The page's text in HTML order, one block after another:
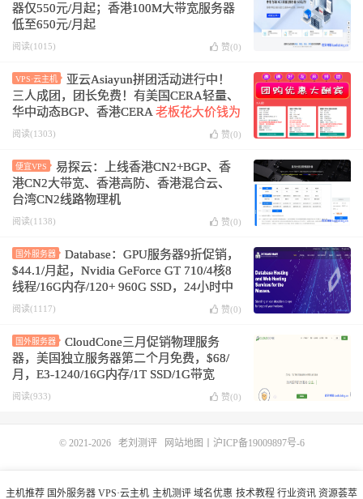
器仅550元/月起；香港100M大带宽服务器
低至650元/月起
阅读(1015) 赞(0)
VPS·云主机
亚云Asiayun拼团活动进行中！
三人成团，团长免费！有美国CERA轻量、
华中动态BGP、香港CERA 老板花大价钱为
美国CERA二区三网强制AS9929网络扩
阅读(1303) 赞(0)
便宜VPS
易探云：上线香港CN2+BGP、香
港CN2大带宽、香港高防、香港混合云、
台湾CN2线路物理机
阅读(1138) 赞(0)
国外服务器
Database：GPU服务器9折促销，
$44.1/月起，Nvidia GeForce GT 710/4核8
线程/16G内存/120+ 960G SSD，24小时中
文客服
阅读(1117) 赞(0)
国外服务器
CloudCone三月促销物理服务
器，美国独立服务器第二个月免费，$68/
月，E3-1240/16G内存/1T SSD/1G带宽
@40T流量
阅读(933) 赞(0)
主机推荐 国外服务器 VPS·云主机 主机测评 域名优惠 技术教程 行业资讯 资源荟萃
© 2021-2026 老刘测评 网站地图 沪ICP备19009897号-6